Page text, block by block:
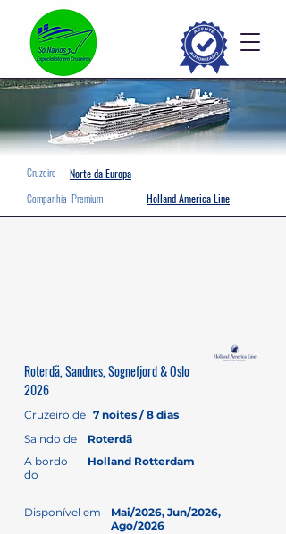
Cruzeiro
Norte da Europa
Companhia Premium Holland America Line
Roterdã, Sandnes, Sognefjord & Oslo
2026
Cruzeiro de 7 noites / 8 dias
Saindo de
Roterdã
A bordo
do
Holland Rotterdam
Disponível em
Mai/2026, Jun/2026,
Ago/2026